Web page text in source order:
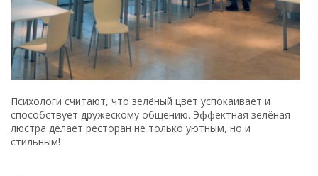
Психологи считают, что зелёный цвет успокаивает и
способствует дружескому общению. Эффектная зелёная
люстра делает ресторан не только уютным, но и
стильным!